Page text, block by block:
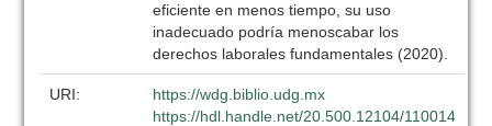
eficiente en menos tiempo, su uso
inadecuado podría menoscabar los
derechos laborales fundamentales (2020).
URI:
https://wdg.biblio.udg.mx
https://hdl.handle.net/20.500.12104/110014